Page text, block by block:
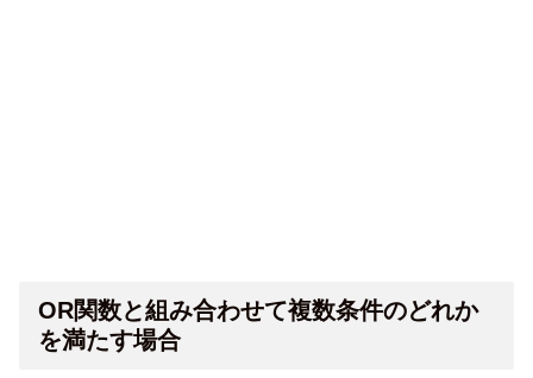
OR関数と組み合わせて複数条件のどれか
を満たす場合